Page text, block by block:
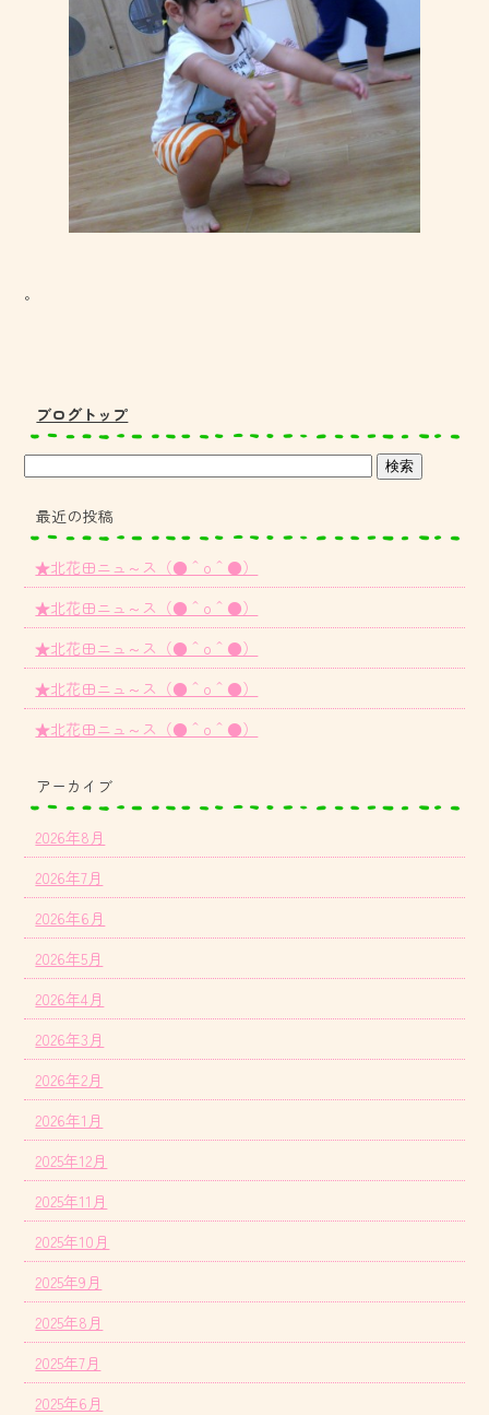
。
ブログトップ
最近の投稿
★北花田ニュ～ス（●＾o＾●）
★北花田ニュ～ス（●＾o＾●）
★北花田ニュ～ス（●＾o＾●）
★北花田ニュ～ス（●＾o＾●）
★北花田ニュ～ス（●＾o＾●）
アーカイブ
2026年8月
2026年7月
2026年6月
2026年5月
2026年4月
2026年3月
2026年2月
2026年1月
2025年12月
2025年11月
2025年10月
2025年9月
2025年8月
2025年7月
2025年6月